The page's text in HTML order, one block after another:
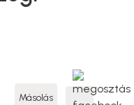
Másolás